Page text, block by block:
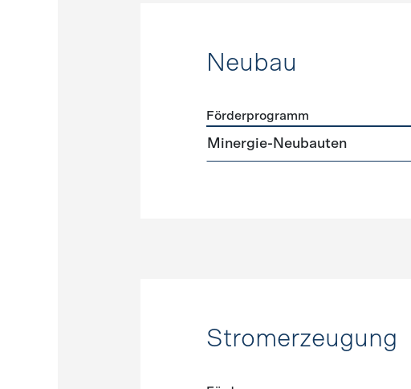
Neubau
Förderprogramme Neubau
Förderprogramm
Minergie-Neubauten
Stromerzeugung